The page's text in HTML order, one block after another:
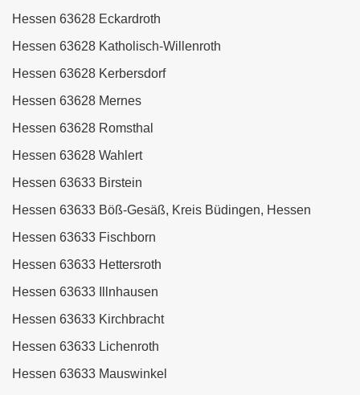
Hessen 63628 Eckardroth
Hessen 63628 Katholisch-Willenroth
Hessen 63628 Kerbersdorf
Hessen 63628 Mernes
Hessen 63628 Romsthal
Hessen 63628 Wahlert
Hessen 63633 Birstein
Hessen 63633 Böß-Gesäß, Kreis Büdingen, Hessen
Hessen 63633 Fischborn
Hessen 63633 Hettersroth
Hessen 63633 Illnhausen
Hessen 63633 Kirchbracht
Hessen 63633 Lichenroth
Hessen 63633 Mauswinkel